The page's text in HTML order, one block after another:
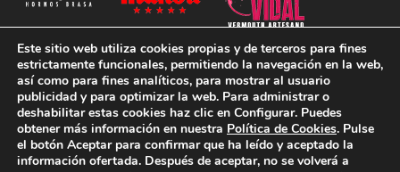
En la Vermutería 1858 realizamos nuestras elaboraciones
con el horno-parrilla Josper, que realza los sabores y ayuda
a ofrecer platos más saludables.
Este sitio web utiliza cookies propias y de terceros para fines
estrictamente funcionales, permitiendo la navegación en la web,
así como para fines analíticos, para mostrar al usuario
publicidad y para optimizar la web. Para administrar o
deshabilitar estas cookies haz clic en Configurar. Puedes
obtener más información en nuestra Política de Cookies. Pulse
el botón Aceptar para confirmar que ha leído y aceptado la
información ofertada. Después de aceptar, no se volverá a